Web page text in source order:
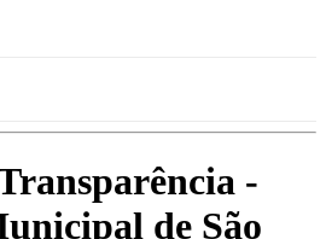
-
de São